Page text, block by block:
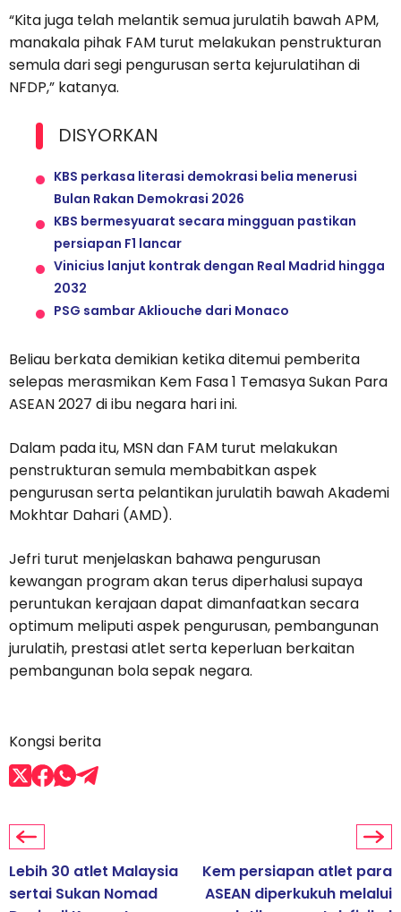
“Kita juga telah melantik semua jurulatih bawah APM,
manakala pihak FAM turut melakukan penstrukturan
semula dari segi pengurusan serta kejurulatihan di
NFDP,” katanya.
DISYORKAN
KBS perkasa literasi demokrasi belia menerusi
Bulan Rakan Demokrasi 2026
KBS bermesyuarat secara mingguan pastikan
persiapan F1 lancar
Vinicius lanjut kontrak dengan Real Madrid hingga
2032
PSG sambar Akliouche dari Monaco
Beliau berkata demikian ketika ditemui pemberita
selepas merasmikan Kem Fasa 1 Temasya Sukan Para
ASEAN 2027 di ibu negara hari ini.
Dalam pada itu, MSN dan FAM turut melakukan
penstrukturan semula membabitkan aspek
pengurusan serta pelantikan jurulatih bawah Akademi
Mokhtar Dahari (AMD).
Jefri turut menjelaskan bahawa pengurusan
kewangan program akan terus diperhalusi supaya
peruntukan kerajaan dapat dimanfaatkan secara
optimum meliputi aspek pengurusan, pembangunan
jurulatih, prestasi atlet serta keperluan berkaitan
pembangunan bola sepak negara.
Kongsi berita
Lebih 30 atlet Malaysia
sertai Sukan Nomad
Kem persiapan atlet para
ASEAN diperkukuh melalui